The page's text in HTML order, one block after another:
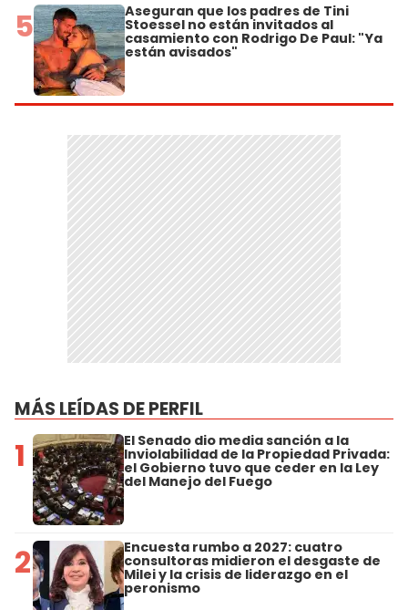
5 Aseguran que los padres de Tini
Stoessel no están invitados al
casamiento con Rodrigo De Paul: "Ya
están avisados"
MÁS LEÍDAS DE PERFIL
1 El Senado dio media sanción a la
Inviolabilidad de la Propiedad Privada:
el Gobierno tuvo que ceder en la Ley
del Manejo del Fuego
2 Encuesta rumbo a 2027: cuatro
consultoras midieron el desgaste de
Milei y la crisis de liderazgo en el
peronismo